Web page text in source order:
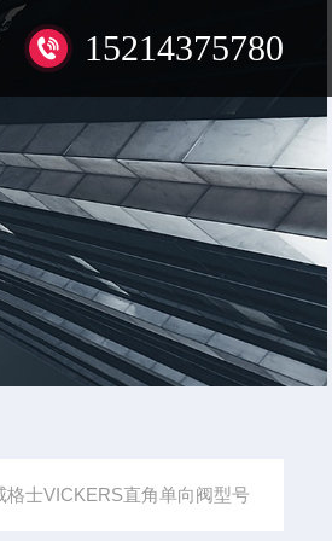
15214375780
格士VICKERS直角单向阀型号